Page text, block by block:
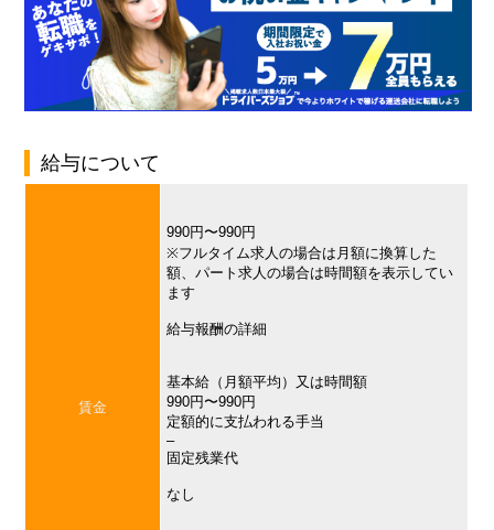
給与について
賃金
990円〜990円
※フルタイム求人の場合は月額に換算した
額、パート求人の場合は時間額を表示してい
ます
給与報酬の詳細
基本給（月額平均）又は時間額
990円〜990円
定額的に支払われる手当
–
固定残業代
なし